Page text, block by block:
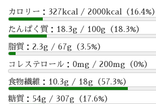
カロリー：327kcal / 2000kcal（16.4%）
たんぱく質：18.3g / 100g（18.3%）
脂質：2.3g / 67g（3.5%）
コレステロール：0mg / 200mg（0%）
食物繊維：10.3g / 18g（57.3%）
糖質：54g / 307g（17.6%）